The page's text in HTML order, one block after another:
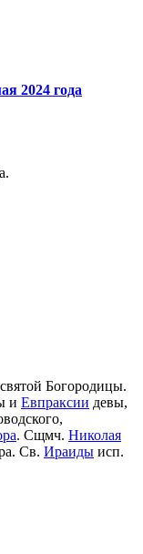
2024 года
Богородицы.
и Евпраксии девы,
. Сщмч. Николая
Св. Ираиды исп.